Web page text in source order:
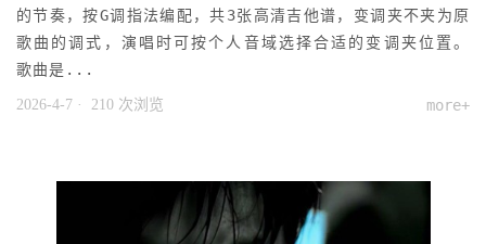
的节奏，按G调指法编配，共3张高清吉他谱，变调夹不夹为原
歌曲的调式，演唱时可按个人音域选择合适的变调夹位置。
歌曲是...
2026-4-7 · 210 次浏览 more+